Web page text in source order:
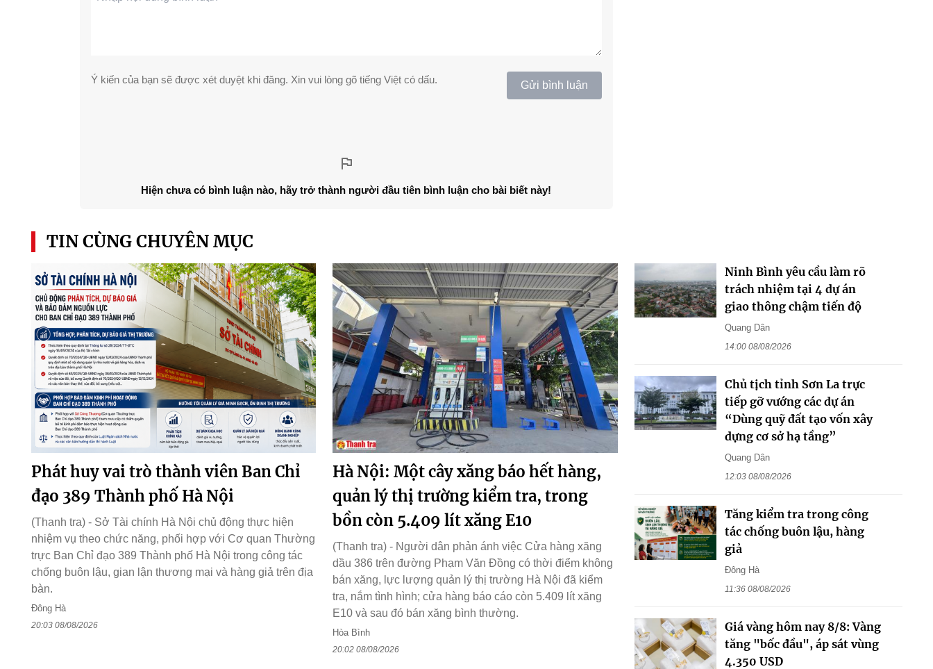
Ý kiến của bạn sẽ được xét duyệt khi đăng. Xin vui lòng gõ tiếng Việt có dấu. Gửi bình luận
Hiện chưa có bình luận nào, hãy trở thành người đầu tiên bình luận cho bài biết này!
TIN CÙNG CHUYÊN MỤC
Phát huy vai trò thành viên Ban Chỉ
đạo 389 Thành phố Hà Nội
(Thanh tra) - Sở Tài chính Hà Nội chủ động thực hiện
nhiệm vụ theo chức năng, phối hợp với Cơ quan Thường
trực Ban Chỉ đạo 389 Thành phố Hà Nội trong công tác
chống buôn lậu, gian lận thương mại và hàng giả trên địa
bàn.
Đông Hà
20:03 08/08/2026
Hà Nội: Một cây xăng báo hết hàng,
quản lý thị trường kiểm tra, trong
bồn còn 5.409 lít xăng E10
(Thanh tra) - Người dân phản ánh việc Cửa hàng xăng
dầu 386 trên đường Phạm Văn Đồng có thời điểm không
bán xăng, lực lượng quản lý thị trường Hà Nội đã kiểm
tra, nắm tình hình; cửa hàng báo cáo còn 5.409 lít xăng
E10 và sau đó bán xăng bình thường.
Hòa Bình
20:02 08/08/2026
Ninh Bình yêu cầu làm rõ
trách nhiệm tại 4 dự án
giao thông chậm tiến độ
Quang Dân
14:00 08/08/2026
Chủ tịch tỉnh Sơn La trực
tiếp gỡ vướng các dự án
“Dùng quỹ đất tạo vốn xây
dựng cơ sở hạ tầng”
Quang Dân
12:03 08/08/2026
Tăng kiểm tra trong công
tác chống buôn lậu, hàng
giả
Đông Hà
11:36 08/08/2026
Giá vàng hôm nay 8/8: Vàng
tăng "bốc đầu", áp sát vùng
4.350 USD